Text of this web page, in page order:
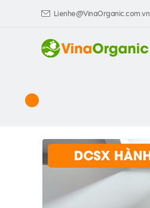
Lienhe@VinaOrganic.com.vn